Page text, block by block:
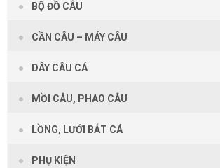
BỘ ĐỒ CÂU
CẦN CÂU – MÁY CÂU
DÂY CÂU CÁ
MỒI CÂU, PHAO CÂU
LỒNG, LƯỚI BẮT CÁ
PHỤ KIỆN